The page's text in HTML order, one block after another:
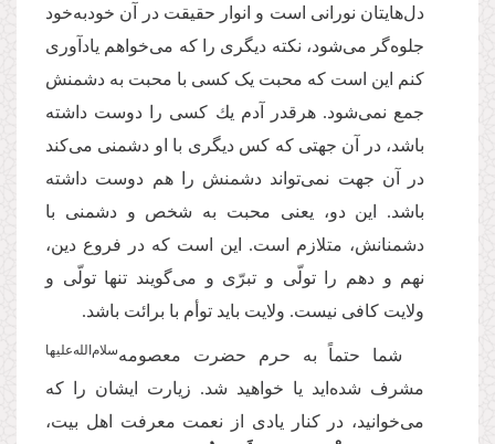
دل‌هایتان نورانى است و انوار حقیقت در آن خودبه‌خود
جلوه‌‌گر مى‌‌شود، نكته دیگرى را كه مى‌‌خواهم یادآورى
كنم این است كه محبت یک كسى با محبت به دشمنش
جمع نمى‌‌شود. هرقدر آدم یك كسى را دوست داشته
باشد، در آن جهتى كه كس دیگرى با او دشمنى مى‌‌كند
در آن جهت نمى‌‌تواند دشمنش را هم دوست داشته
باشد. این دو، یعنى محبت به شخص و دشمنى با
دشمنانش، متلازم است. این‌ است که در فروع دین،
نهم و دهم را تولّى و تبرّى و مى‌‌گویند تنها تولّى و
ولایت كافى نیست. ولایت باید توأم با برائت باشد.
شما حتماً به حرم حضرت معصومه‌سلام‌‌الله‌‌علیها
مشرف شده‌اید یا خواهید شد. زیارت ایشان را كه
مى‌‌خوانید، در كنار یادى از نعمت معرفت اهل بیت،